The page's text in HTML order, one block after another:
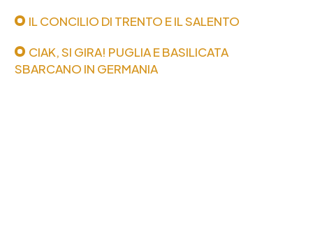
IL CONCILIO DI TRENTO E IL SALENTO
CIAK, SI GIRA! PUGLIA E BASILICATA
SBARCANO IN GERMANIA